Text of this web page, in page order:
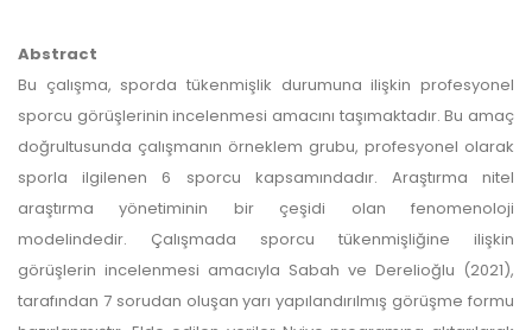
Abstract
Bu çalışma, sporda tükenmişlik durumuna ilişkin profesyonel
sporcu görüşlerinin incelenmesi amacını taşımaktadır. Bu amaç
doğrultusunda çalışmanın örneklem grubu, profesyonel olarak
sporla ilgilenen 6 sporcu kapsamındadır. Araştırma nitel
araştırma yönetiminin bir çeşidi olan fenomenoloji
modelindedir. Çalışmada sporcu tükenmişliğine ilişkin
görüşlerin incelenmesi amacıyla Sabah ve Derelioğlu (2021),
tarafından 7 sorudan oluşan yarı yapılandırılmış görüşme formu